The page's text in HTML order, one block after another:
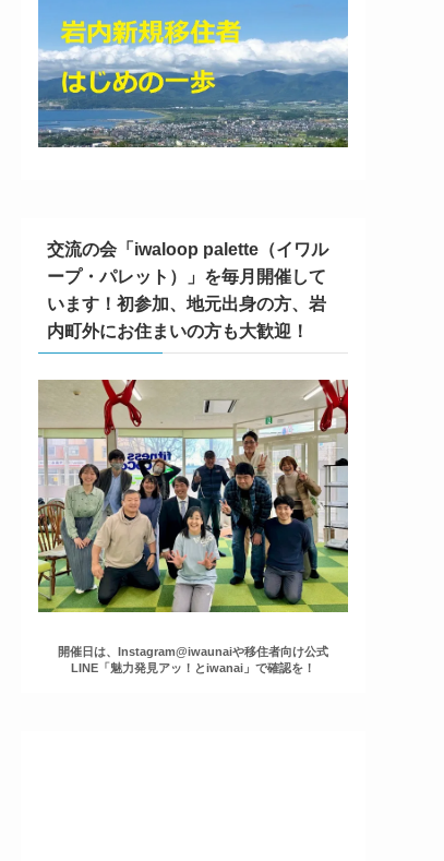
交流の会「iwaloop palette（イワル
ープ・パレット）」を毎月開催して
います！初参加、地元出身の方、岩
内町外にお住まいの方も大歓迎！
開催日は、Instagram@iwaunaiや移住者向け公式
LINE「魅力発見アッ！とiwanai」で確認を！